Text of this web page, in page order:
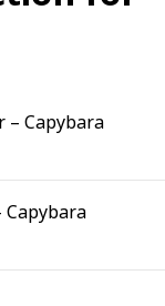
– Capybara